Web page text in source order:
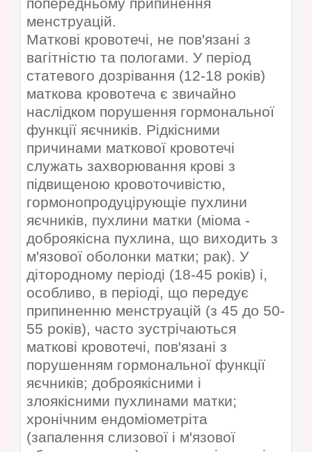
попередньому припинення
менструацій.
Маткові кровотечі, не пов'язані з
вагітністю та пологами. У період
статевого дозрівання (12-18 років)
маткова кровотеча є звичайно
наслідком порушення гормональної
функції яєчників. Рідкісними
причинами маткової кровотечі
служать захворювання крові з
підвищеною кровоточивістю,
гормонопродуцірующіе пухлини
яєчників, пухлини матки (міома -
доброякісна пухлина, що виходить з
м'язової оболонки матки; рак). У
дітородному періоді (18-45 років) і,
особливо, в періоді, що передує
припиненню менструацій (з 45 до 50-
55 років), часто зустрічаються
маткові кровотечі, пов'язані з
порушенням гормональної функції
яєчників; доброякісними і
злоякісними пухлинами матки;
хронічним ендоміометріта
(запалення слизової і м'язової